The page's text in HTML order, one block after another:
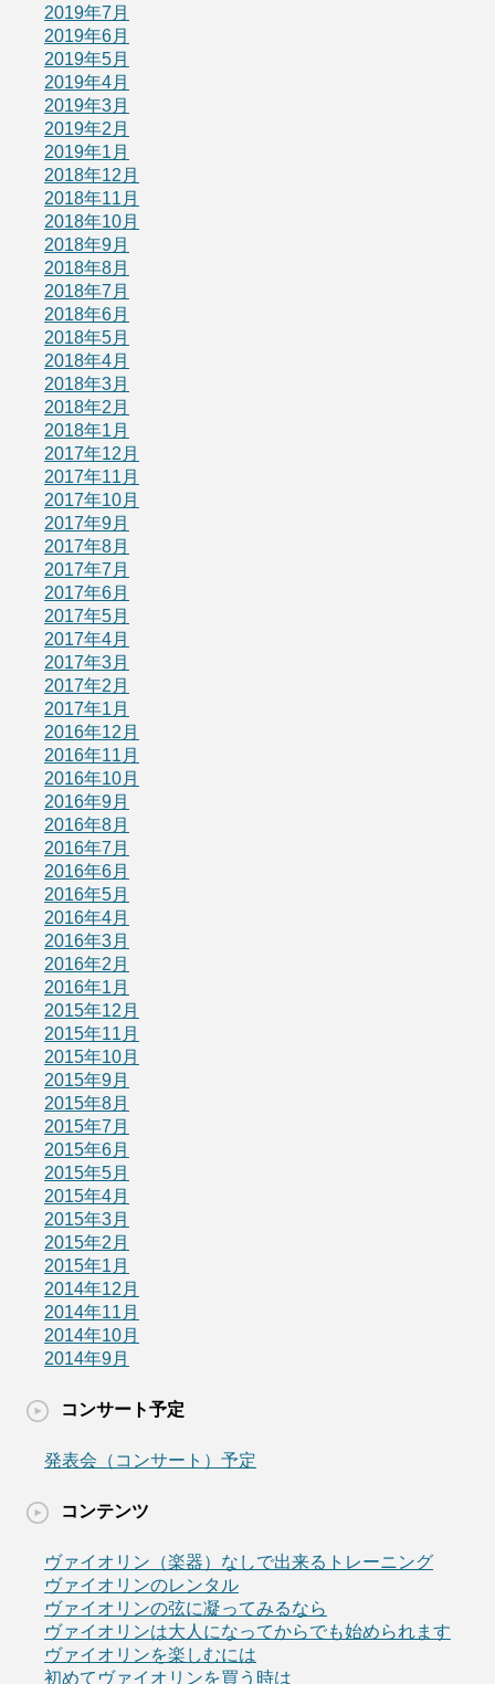
2019年7月
2019年6月
2019年5月
2019年4月
2019年3月
2019年2月
2019年1月
2018年12月
2018年11月
2018年10月
2018年9月
2018年8月
2018年7月
2018年6月
2018年5月
2018年4月
2018年3月
2018年2月
2018年1月
2017年12月
2017年11月
2017年10月
2017年9月
2017年8月
2017年7月
2017年6月
2017年5月
2017年4月
2017年3月
2017年2月
2017年1月
2016年12月
2016年11月
2016年10月
2016年9月
2016年8月
2016年7月
2016年6月
2016年5月
2016年4月
2016年3月
2016年2月
2016年1月
2015年12月
2015年11月
2015年10月
2015年9月
2015年8月
2015年7月
2015年6月
2015年5月
2015年4月
2015年3月
2015年2月
2015年1月
2014年12月
2014年11月
2014年10月
2014年9月
コンサート予定
発表会（コンサート）予定
コンテンツ
ヴァイオリン（楽器）なしで出来るトレーニング
ヴァイオリンのレンタル
ヴァイオリンの弦に凝ってみるなら
ヴァイオリンは大人になってからでも始められます
ヴァイオリンを楽しむには
初めてヴァイオリンを買う時は